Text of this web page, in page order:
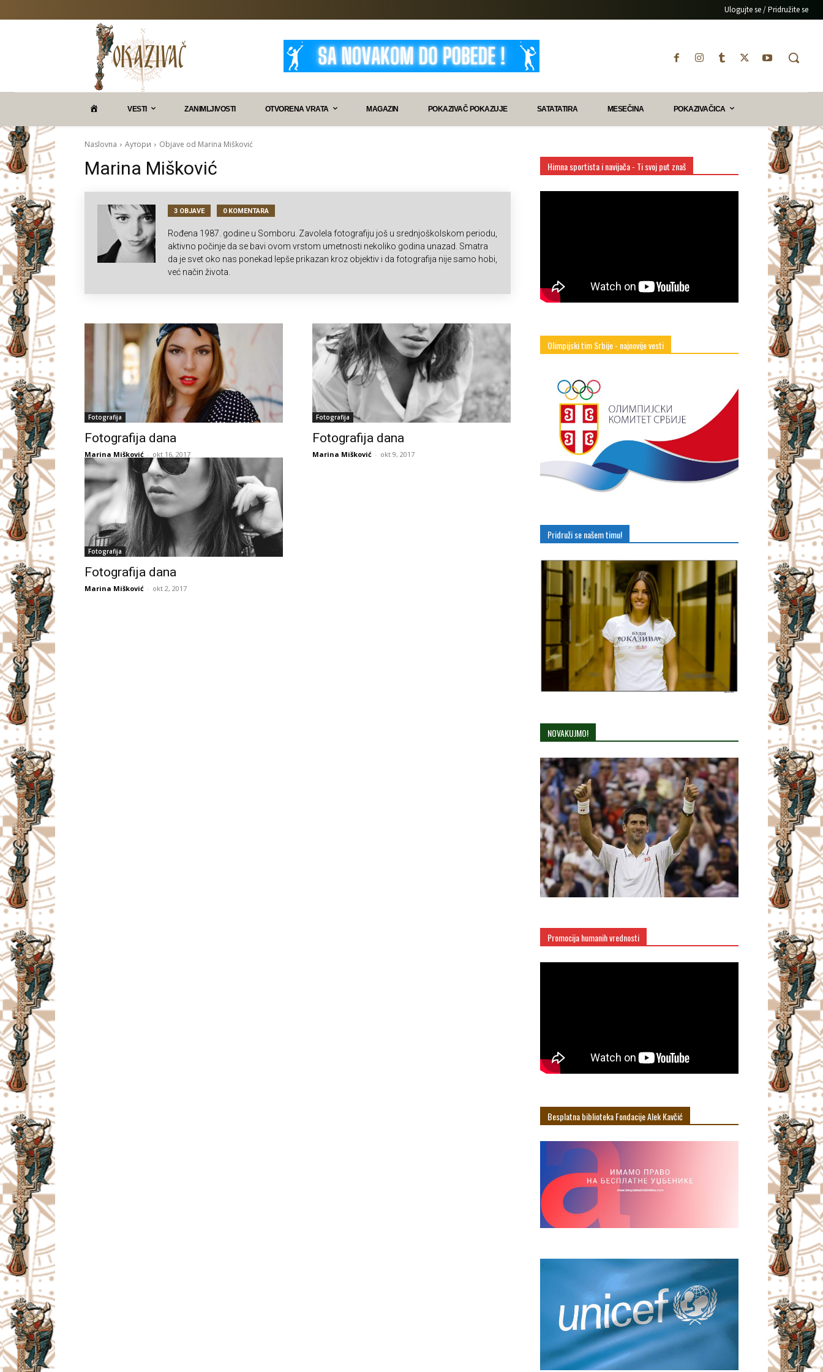
Ulogujte se / Pridružite se
O
K
VESTI ZANIMLJIVOSTI OTVORENA VRATA MAGAZIN POKAZIVAČ POKAZUJE SATATATIRA MESEČINA POKAZIVAČICA
Naslovna Аутори Objave od Marina Mišković
Marina Mišković
3 OBJAVE 0 KOMENTARA
Rođena 1987. godine u Somboru. Zavolela fotografiju još u srednjoškolskom periodu,
aktivno počinje da se bavi ovom vrstom umetnosti nekoliko godina unazad. Smatra
da je svet oko nas ponekad lepše prikazan kroz objektiv i da fotografija nije samo hobi,
već način života.
Fotografija
Fotografija dana
Marina Mišković - okt 16, 2017
Fotografija
Fotografija dana
Marina Mišković - okt 9, 2017
Fotografija
Fotografija dana
Marina Mišković - okt 2, 2017
Himna sportista i navijača - Ti svoj put znaš
Olimpijski tim Srbije - najnovije vesti
Pridruži se našem timu!
NOVAKUJMO!
Promocija humanih vrednosti
Besplatna biblioteka Fondacije Alek Кavčić